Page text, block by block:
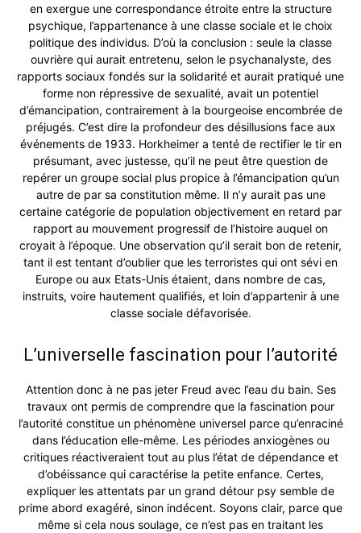
en exergue une correspondance étroite entre la structure
psychique, l’appartenance à une classe sociale et le choix
politique des individus. D’où la conclusion : seule la classe
ouvrière qui aurait entretenu, selon le psychanalyste, des
rapports sociaux fondés sur la solidarité et aurait pratiqué une
forme non répressive de sexualité, avait un potentiel
d’émancipation, contrairement à la bourgeoise encombrée de
préjugés. C’est dire la profondeur des désillusions face aux
événements de 1933. Horkheimer a tenté de rectifier le tir en
présumant, avec justesse, qu’il ne peut être question de
repérer un groupe social plus propice à l’émancipation qu’un
autre de par sa constitution même. Il n’y aurait pas une
certaine catégorie de population objectivement en retard par
rapport au mouvement progressif de l’histoire auquel on
croyait à l’époque. Une observation qu’il serait bon de retenir,
tant il est tentant d’oublier que les terroristes qui ont sévi en
Europe ou aux Etats-Unis étaient, dans nombre de cas,
instruits, voire hautement qualifiés, et loin d’appartenir à une
classe sociale défavorisée.
L’universelle fascination pour l’autorité
Attention donc à ne pas jeter Freud avec l’eau du bain. Ses
travaux ont permis de comprendre que la fascination pour
l’autorité constitue un phénomène universel parce qu’enraciné
dans l’éducation elle-même. Les périodes anxiogènes ou
critiques réactiveraient tout au plus l’état de dépendance et
d’obéissance qui caractérise la petite enfance. Certes,
expliquer les attentats par un grand détour psy semble de
prime abord exagéré, sinon indécent. Soyons clair, parce que
même si cela nous soulage, ce n’est pas en traitant les